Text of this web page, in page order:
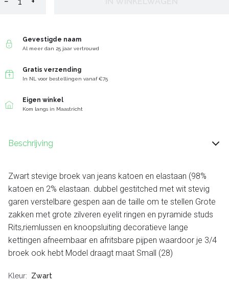
Gevestigde naam
Al meer dan 25 jaar vertrouwd
Gratis verzending
In NL voor bestellingen vanaf €75
Eigen winkel
Kom langs in Maastricht
Beschrijving
Zwart stevige broek van jeans katoen en elastaan (98%
katoen en 2% elastaan. dubbel gestitched met wit stevig
garen verstelbare gespen aan de taille om te stellen Grote
zakken met grote zilveren eyelit ringen en pyramide studs
Rits,riemlussen en knoopsluiting decoratieve lange
kettingen afneembaar en afritsbare pijpen waardoor je 3/4
broek ook hebt Model draagt maat Small (28)
Kleur Zwart